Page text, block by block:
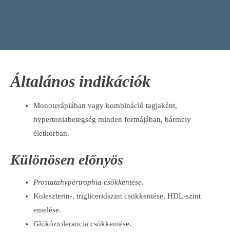
Általános indikációk
Monoterápiában vagy kombináció tagjaként,
hypertoniabetegség minden formájában, bármely
életkorban.
Különösen előnyös
Prostatahypertrophia csökkentése.
Koleszterin-, trigliceridszint csökkentése, HDL-szint
emelése.
Glükóztolerancia csökkentése.